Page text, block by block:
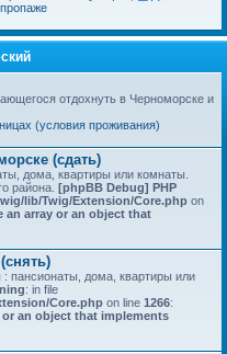
отдохнуть в Черноморске и
(условия проживания)
(сдать)
дома, квартиры или комнаты.
района. [phpBB Debug] PHP
lib/Twig/Extension/Core.php on
an array or an object that
пансионаты, дома, квартиры или
: in file
Core.php on line 1266:
an object that implements